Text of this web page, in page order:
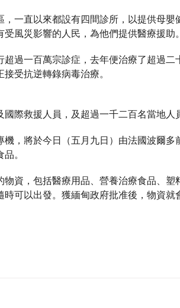
一直以來都設有四間診所，以提供母
風災影響的人民，為他們提供醫療援助。
過一百萬宗診症，去年便治療了超過
受抗逆轉錄病毒治療。
際救援人員，及超過一千二百名當地人
，將於今日（五月九日）由法國波爾
。
物資，包括醫療用品、營養治療食品、
可以出發。獲緬甸政府批准後，物資就